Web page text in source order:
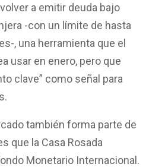
a emitir deuda bajo
-con un límite de hasta
, una herramienta que el
usar en enero, pero que
clave” como señal para
también forma parte de
que la Casa Rosada
Monetario Internacional.